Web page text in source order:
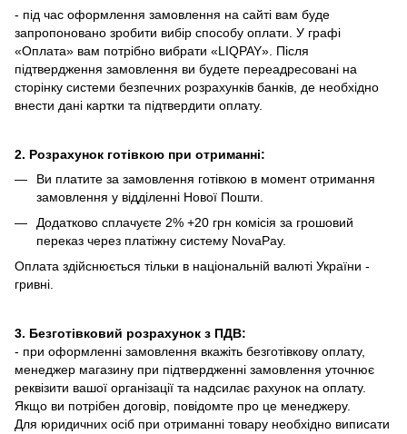
- під час оформлення замовлення на сайті вам буде
запропоновано зробити вибір способу оплати. У графі
«Оплата» вам потрібно вибрати «LIQPAY». Після
підтвердження замовлення ви будете переадресовані на
сторінку системи безпечних розрахунків банків, де необхідно
внести дані картки та підтвердити оплату.
2. Розрахунок готівкою при отриманні:
Ви платите за замовлення готівкою в момент отримання
замовлення у відділенні Нової Пошти.
Додатково сплачуєте 2% +20 грн комісія за грошовий
переказ через платіжну систему NovaPay.
Оплата здійснюється тільки в національній валюті України -
гривні.
3. Безготівковий розрахунок з ПДВ:
- при оформленні замовлення вкажіть безготівкову оплату,
менеджер магазину при підтвердженні замовлення уточнює
реквізити вашої організації та надсилає рахунок на оплату.
Якщо ви потрібен договір, повідомте про це менеджеру.
Для юридичних осіб при отриманні товару необхідно виписати